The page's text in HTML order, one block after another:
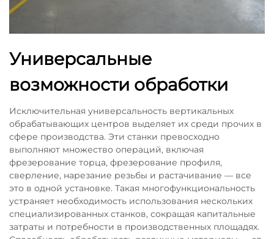
Универсальные
возможности обработки
Исключительная универсальность вертикальных
обрабатывающих центров выделяет их среди прочих в
сфере производства. Эти станки превосходно
выполняют множество операций, включая
фрезерование торца, фрезерование профиля,
сверление, нарезание резьбы и растачивание — все
это в одной установке. Такая многофункциональность
устраняет необходимость использования нескольких
специализированных станков, сокращая капитальные
затраты и потребности в производственных площадях.